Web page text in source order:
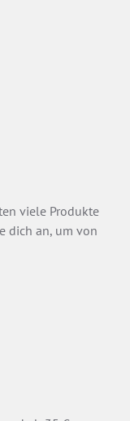
viele Produkte
dich an, um von